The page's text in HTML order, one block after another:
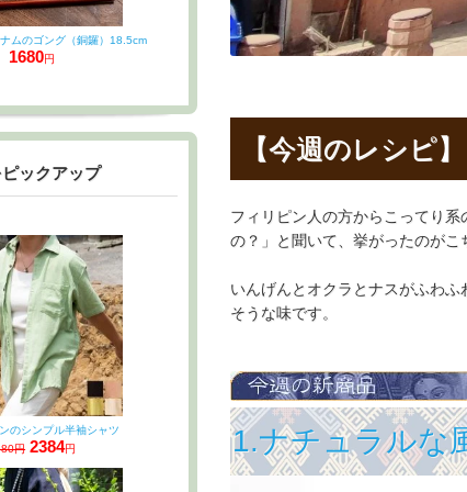
【今週のレシピ
フィリピン人の方からこってり
の？」と聞いて、挙がったのがこ
いんげんとオクラとナスがふわ
そうな味です。
1.ナチュラルな
ムのゴング（銅鑼）18.5cm
1680円
ックアップ
のシンプル半袖シャツ
円 2384円